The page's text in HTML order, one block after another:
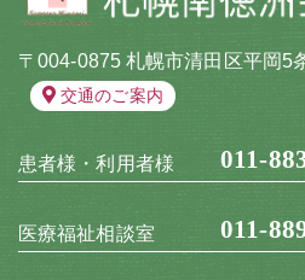
〒004-0875 札幌市清田区平岡5
交通のご案内
患者様・利用者様 011-
医療福祉相談室 011-